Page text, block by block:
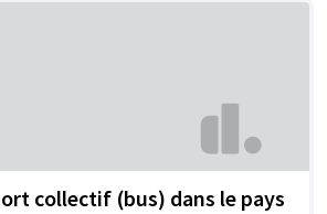
collectif (bus) dans le pays